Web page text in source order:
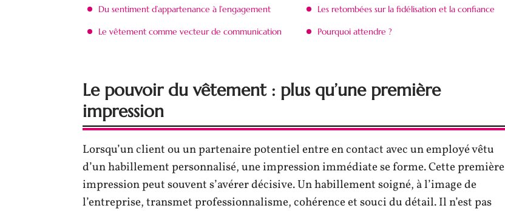
Du sentiment d’appartenance à l’engagement
Le vêtement comme vecteur de communication
Les retombées sur la fidélisation et la confiance
Pourquoi attendre ?
Le pouvoir du vêtement : plus qu’une première
impression
Lorsqu’un client ou un partenaire potentiel entre en contact avec un employé vêtu
d’un habillement personnalisé, une impression immédiate se forme. Cette première
impression peut souvent s’avérer décisive. Un habillement soigné, à l’image de
l’entreprise, transmet professionnalisme, cohérence et souci du détail. Il n’est pas